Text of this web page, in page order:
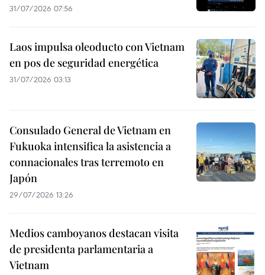
31/07/2026 07:56
Laos impulsa oleoducto con Vietnam
en pos de seguridad energética
31/07/2026 03:13
Consulado General de Vietnam en
Fukuoka intensifica la asistencia a
connacionales tras terremoto en
Japón
29/07/2026 13:26
Medios camboyanos destacan visita
de presidenta parlamentaria a
Vietnam